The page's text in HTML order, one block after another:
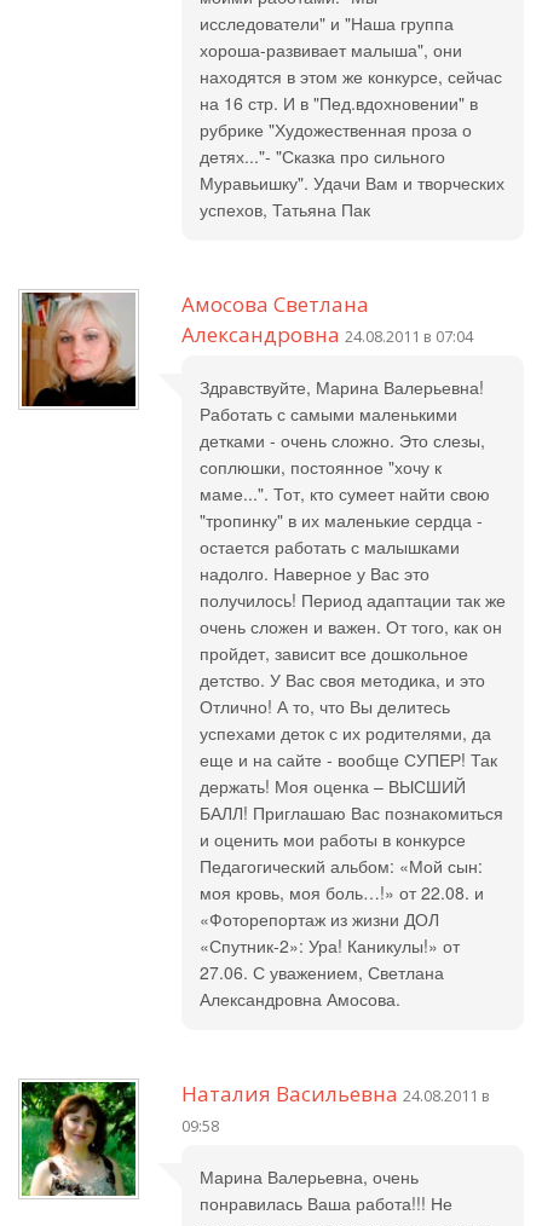
исследователи" и "Наша группа
хороша-развивает малыша", они
находятся в этом же конкурсе, сейчас
на 16 стр. И в "Пед.вдохновении" в
рубрике "Художественная проза о
детях..."- "Сказка про сильного
Муравьишку". Удачи Вам и творческих
успехов, Татьяна Пак
Амосова Светлана
Александровна 24.08.2011 в 07:04
Здравствуйте, Марина Валерьевна!
Работать с самыми маленькими
детками - очень сложно. Это слезы,
соплюшки, постоянное "хочу к
маме...". Тот, кто сумеет найти свою
"тропинку" в их маленькие сердца -
остается работать с малышками
надолго. Наверное у Вас это
получилось! Период адаптации так же
очень сложен и важен. От того, как он
пройдет, зависит все дошкольное
детство. У Вас своя методика, и это
Отлично! А то, что Вы делитесь
успехами деток с их родителями, да
еще и на сайте - вообще СУПЕР! Так
держать! Моя оценка – ВЫСШИЙ
БАЛЛ! Приглашаю Вас познакомиться
и оценить мои работы в конкурсе
Педагогический альбом: «Мой сын:
моя кровь, моя боль…!» от 22.08. и
«Фоторепортаж из жизни ДОЛ
«Спутник-2»: Ура! Каникулы!» от
27.06. С уважением, Светлана
Александровна Амосова.
Наталия Васильевна 24.08.2011 в
09:58
Марина Валерьевна, очень
понравилась Ваша работа!!! Не